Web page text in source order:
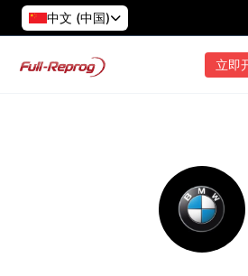
中文 (中国)
立即